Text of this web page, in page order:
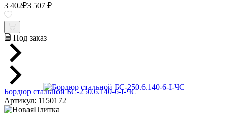
3 402₽3 507 ₽
Под заказ
Бордюр стальной БС-250.6.140-6-I-ЧС
Артикул: 1150172